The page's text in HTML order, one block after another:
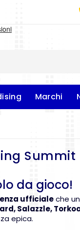
Marchi
da gioco!
ufficialeche
Salazzle,
epica.